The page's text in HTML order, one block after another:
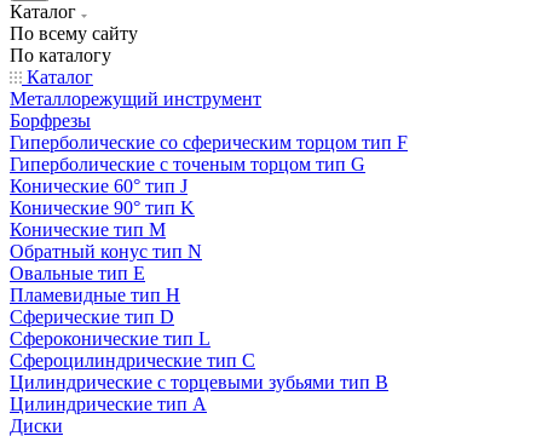
Каталог
По всему сайту
По каталогу
Каталог
Металлорежущий инструмент
Борфрезы
Гиперболические cо сферическим торцом тип F
Гиперболические с точеным торцом тип G
Конические 60° тип J
Конические 90° тип K
Конические тип M
Обратный конус тип N
Овальные тип E
Пламевидные тип H
Сферические тип D
Сфероконические тип L
Сфероцилиндрические тип C
Цилиндрические с торцевыми зубьями тип B
Цилиндрические тип А
Диски